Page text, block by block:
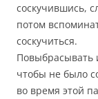
соскучившись,
потом
соскучиться.
Повыбрасывать
чтобы не было
во время этой